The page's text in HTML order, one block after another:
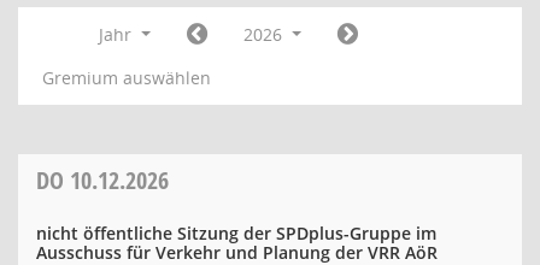
Jahr
2026
Gremium auswählen
DO 10.12.2026
nicht öffentliche Sitzung der SPDplus-Gruppe im
Ausschuss für Verkehr und Planung der VRR AöR